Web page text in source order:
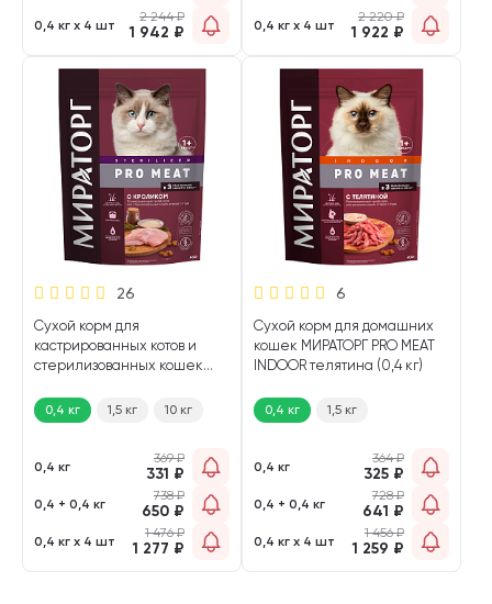
0,4 кг х 4 шт
2 244₽
1 942 ₽ 0,4 кг х 4 шт
2 220₽
1 922 ₽
26
Сухой корм для
кастрированных котов и
стерилизованных кошек
STERILIZED кролик (0,4 кг)
0,4 кг 1,5 кг 10 кг
0,4 кг
369₽
331 ₽
0,4 + 0,4 кг
738₽
650 ₽
0,4 кг х 4 шт
1 476₽
1 277 ₽
6
Сухой корм для домашних
кошек МИРАТОРГ PRO MEAT
INDOOR телятина (0,4 кг)
0,4 кг 1,5 кг
0,4 кг
364₽
325 ₽
0,4 + 0,4 кг
728₽
641 ₽
0,4 кг х 4 шт
1 456₽
1 259 ₽